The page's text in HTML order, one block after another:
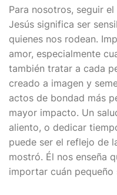
Para nosotros, seguir
Jesús significa ser
quienes nos rodean.
amor, especialmente
también tratar a cada
creado a imagen y
actos de bondad más
mayor impacto. Un
aliento, o dedicar
puede ser el reflejo de
mostró. Él nos enseña
importar cuán pequeño